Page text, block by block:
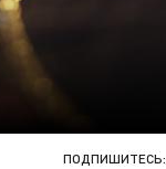
ПОДПИШИТЕСЬ: